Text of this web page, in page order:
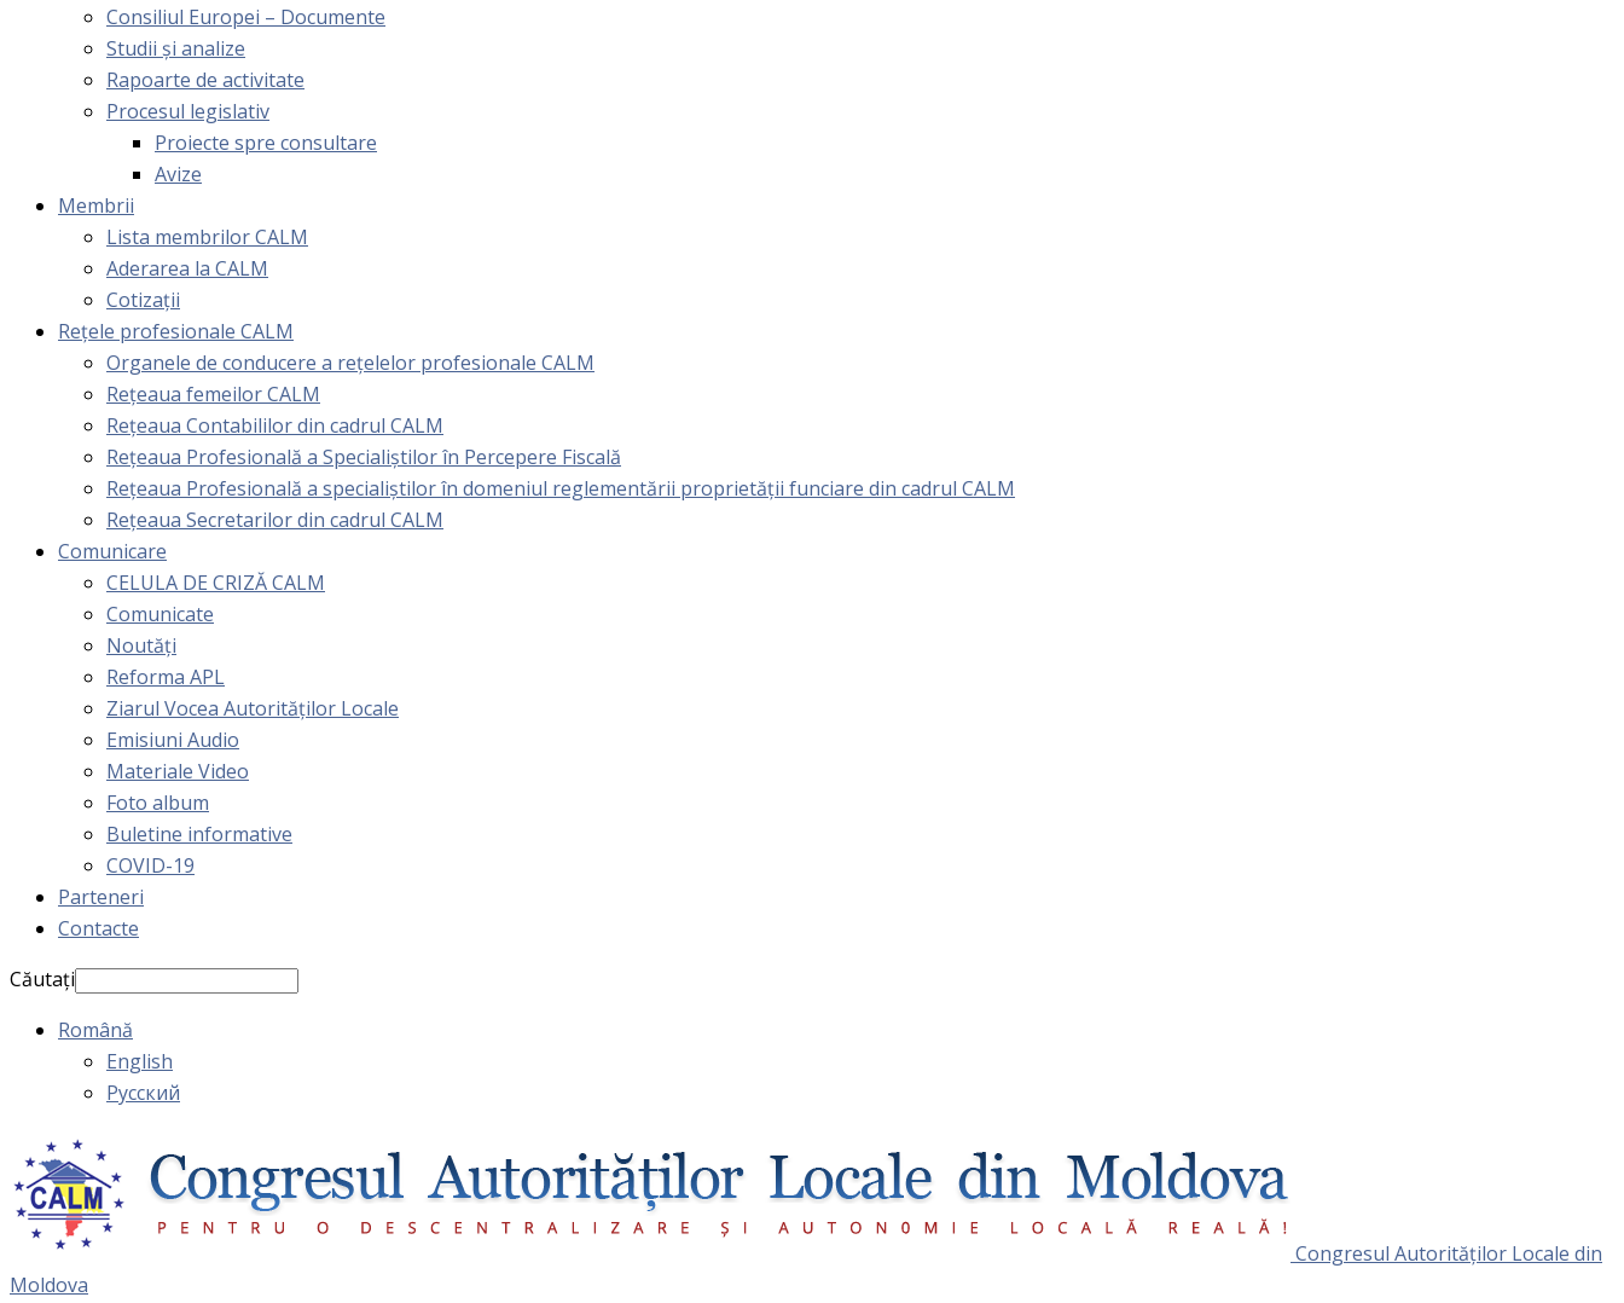
Consiliul Europei – Documente
Studii și analize
Rapoarte de activitate
Procesul legislativ
Proiecte spre consultare
Avize
Membrii
Lista membrilor CALM
Aderarea la CALM
Cotizaţii
Rețele profesionale CALM
Organele de conducere a rețelelor profesionale CALM
Rețeaua femeilor CALM
Rețeaua Contabililor din cadrul CALM
Rețeaua Profesională a Specialiștilor în Percepere Fiscală
Reţeaua Profesională a specialiştilor în domeniul reglementării proprietăţii funciare din cadrul CALM
Rețeaua Secretarilor din cadrul CALM
Comunicare
CELULA DE CRIZĂ CALM
Comunicate
Noutăți
Reforma APL
Ziarul Vocea Autorităților Locale
Emisiuni Audio
Materiale Video
Foto album
Buletine informative
COVID-19
Parteneri
Contacte
Căutați
Română
English
Русский
Congresul Autorităţilor Locale din
Moldova